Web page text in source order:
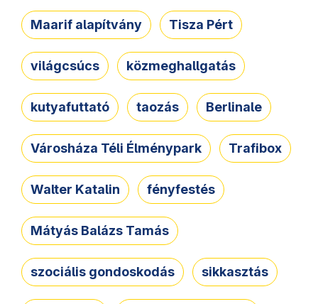
Maarif alapítvány Tisza Pért
világcsúcs közmeghallgatás
kutyafuttató taozás Berlinale
Városháza Téli Élménypark Trafibox
Walter Katalin fényfestés
Mátyás Balázs Tamás
szociális gondoskodás sikkasztás